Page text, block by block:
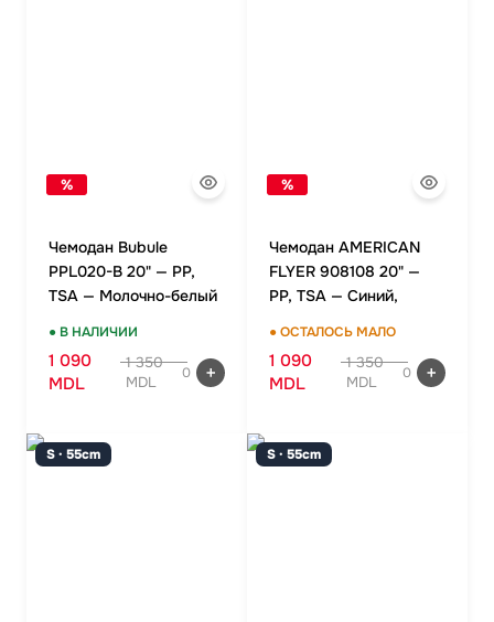
%
Чемодан Bubule
PPL020-B 20" — PP,
TSA — Молочно-белый
● В НАЛИЧИИ
1 090
MDL
1 350
MDL
0
%
Чемодан AMERICAN
FLYER 908108 20" —
PP, TSA — Синий,
● ОСТАЛОСЬ МАЛО
1 090
MDL
1 350
MDL
0
S · 55cm S · 55cm